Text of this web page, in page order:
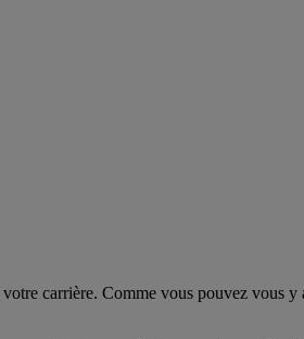
carrière. Comme vous pouvez vous